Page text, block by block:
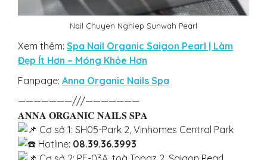
Nail Chuyen Nghiep Sunwah Pearl
Xem thêm: Spa Nail Organic Saigon Pearl | Làm
Đẹp Ít Hơn – Móng Khỏe Hơn
Fanpage: Anna Organic Nails Spa
———————///———————
𝐀𝐍𝐍𝐀 𝐎𝐑𝐆𝐀𝐍𝐈𝐂 𝐍𝐀𝐈𝐋𝐒 𝐒𝐏𝐀
Cơ sở 1: SH05-Park 2, Vinhomes Central Park
Hotline: 08.39.36.3993